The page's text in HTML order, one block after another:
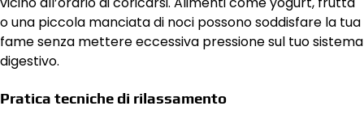
o una piccola manciata di noci possono soddisfare la tua
fame senza mettere eccessiva pressione sul tuo sistema
digestivo.
Pratica tecniche di rilassamento